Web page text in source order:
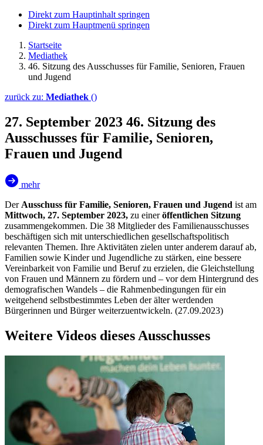
Direkt zum Hauptinhalt springen
Direkt zum Hauptmenü springen
Startseite
Mediathek
46. Sitzung des Ausschusses für Familie, Senioren, Frauen
und Jugend
zurück zu: Mediathek ()
27. September 2023 46. Sitzung des
Ausschusses für Familie, Senioren,
Frauen und Jugend
mehr
Der Ausschuss für Familie, Senioren, Frauen und Jugend ist am
Mittwoch, 27. September 2023, zu eineröffentlichen Sitzung
zusammengekommen. Die 38 Mitglieder des Familienausschusses
beschäftigen sich mit unterschiedlichen gesellschaftspolitisch
relevanten Themen. Ihre Aktivitäten zielen unter anderem darauf ab,
Familien sowie Kinder und Jugendliche zu stärken, eine bessere
Vereinbarkeit von Familie und Beruf zu erzielen, die Gleichstellung
von Frauen und Männern zu fördern und – vor dem Hintergrund des
demografischen Wandels – die Rahmenbedingungen für ein
weitgehend selbstbestimmtes Leben der älter werdenden
Bürgerinnen und Bürger weiterzuentwickeln. (27.09.2023)
Weitere Videos dieses Ausschusses